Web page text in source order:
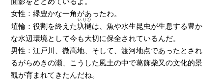
女性：緑豊かな一角があったわ。
埴輪：役割を終えた圦樋
いりひ
は、魚や水生昆虫が生息する豊か
な水辺環境として今も大切に保全されているんだ。
男性：江戸川、微高地、そして、渡河地点であったとされ
るがらめきの瀬、こうした風土の中で葛飾柴又の文化的景
観が育まれてきたんだね。